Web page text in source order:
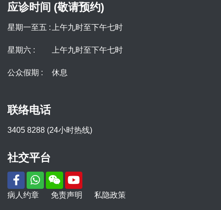
应诊时间 (敬请预约)
星期一至五 : 上午九时至下午七时
星期六 : 上午九时至下午七时
公众假期 : 休息
联络电话
3405 8288 (24小时热线)
社交平台
病人约章 免责声明 私隐政策